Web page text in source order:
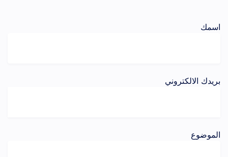
اسمك
بريدك الالكتروني
الموضوع